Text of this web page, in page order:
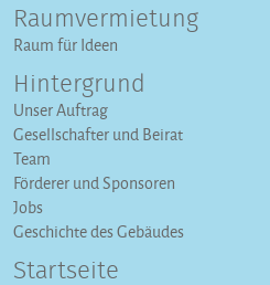
Raumvermietung
Raum für Ideen
Hintergrund
Unser Auftrag
Gesellschafter und Beirat
Team
Förderer und Sponsoren
Jobs
Geschichte des Gebäudes
Startseite